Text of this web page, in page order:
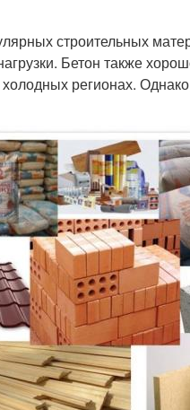
строительных
Бетон также
регионах.